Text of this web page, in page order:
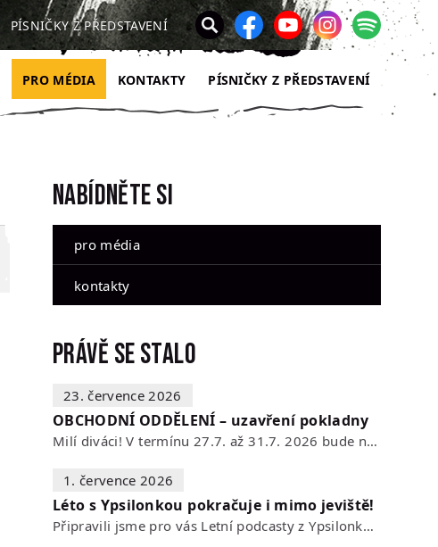
PRO MÉDIA KONTAKTY PÍSNIČKY Z PŘEDSTAVENÍ
PÍSNIČKY Z PŘEDSTAVENÍ
Nabídněte si
pro média
kontakty
Právě se stalo
23. července 2026
OBCHODNÍ ODDĚLENÍ – uzavření pokladny
Milí diváci! V termínu 27.7. až 31.7. 2026 bude naše POKLADNA z technických…
1. července 2026
Léto s Ypsilonkou pokračuje i mimo jeviště!
Připravili jsme pro vás Letní podcasty z Ypsilonky – novou sérii rozhovorů s…